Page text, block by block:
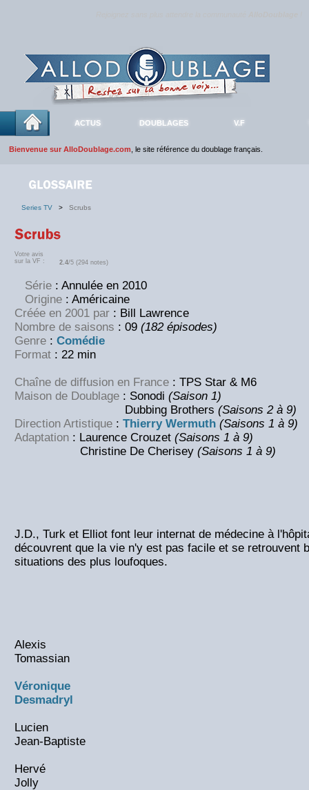
ACTUS DOUBLAGES V.F
Bienvenue sur AlloDoublage.com , le site référence du doublage français.
Series TV > Scrubs
Votre avis
sur la VF :
2.4/5 (294 notes)
Série : Annulée en 2010
Origine : Américaine
Créée en 2001 par : Bill Lawrence
Nombre de saisons : 09 (182 épisodes)
Genre : Comédie
Format : 22 min
Chaîne de diffusion en France : TPS Star & M6
Maison de Doublage : Sonodi (Saison 1)
Dubbing Brothers (Saisons 2 à 9)
Direction Artistique : Thierry Wermuth (Saisons 1 à 9)
Adaptation : Laurence Crouzet (Saisons 1 à 9)
Christine De Cherisey (Saisons 1 à 9)
J.D., Turk et Elliot font leur internat de médecine à
découvrent que la vie n'y est pas facile et se retrouvent
situations des plus loufoques.
Alexis
Tomassian
Véronique
Desmadryl
Lucien
Jean-Baptiste
Hervé
Jolly